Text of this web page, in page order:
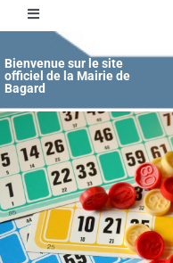
Toggle
Navigation
Accueil
MAIRIE
ÉDUCATION / JEUNESSE
VIE COMMUNALE
Bienvenue sur le site
officiel de la Mairie de
Bagard